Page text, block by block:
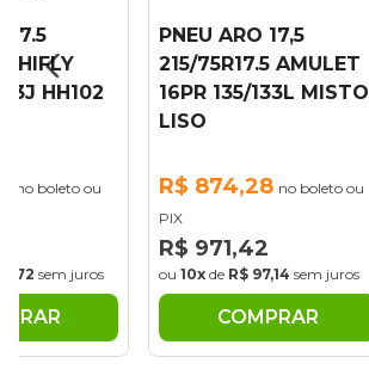
17.5
HIFLY
HH102
no boleto ou
sem juros
PNEU ARO 17,5
215/75R17.5 AMULET
16PR 135/133L MISTO
LISO
R$ 874,28 no boleto ou
PIX
R$ 971,42
ou 10x de R$ 97,14 sem juros
COMPRAR